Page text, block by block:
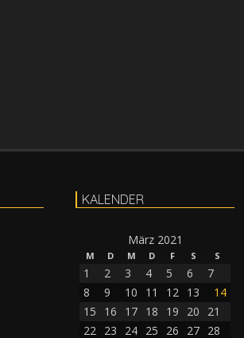
KALENDER
März 2021
M D M D F S S
1 2 3 4 5 6
7
8
9 10 11 12 13
14
15
16 17 18 19 20
21
22 23 24 25 26 27 28